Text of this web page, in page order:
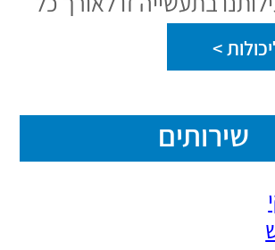
קומבה – מאה שנים הנדסה
ואנשים
רח' קומבה 4, ת.ד 3245 חדרה
3850135, ישראל.
פקס : 1121 633 4 972 +​
מייל: info-combe@combegroup.com